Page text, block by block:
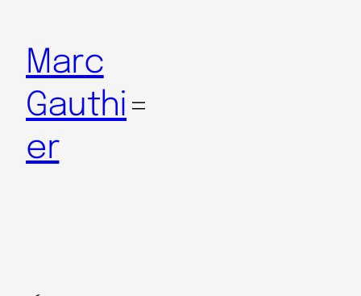
Marc
Gauthi
er